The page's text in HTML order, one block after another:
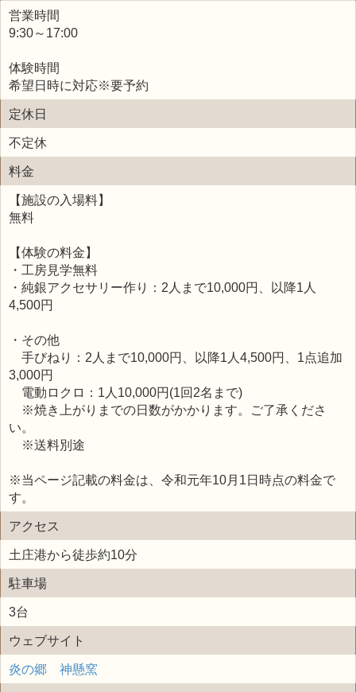
営業時間
9:30～17:00
体験時間
希望日時に対応※要予約
定休日
不定休
料金
【施設の入場料】
無料
【体験の料金】
・工房見学無料
・純銀アクセサリー作り：2人まで10,000円、以降1人
4,500円
・その他
手びねり：2人まで10,000円、以降1人4,500円、1点追加
3,000円
電動ロクロ：1人10,000円(1回2名まで)
※焼き上がりまでの日数がかかります。ご了承くださ
い。
※送料別途
※当ページ記載の料金は、令和元年10月1日時点の料金で
す。
アクセス
土庄港から徒歩約10分
駐車場
3台
ウェブサイト
炎の郷 神懸窯